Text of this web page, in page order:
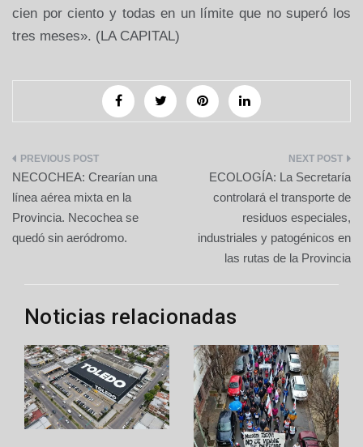
cien por ciento y todas en un límite que no superó los
tres meses». (LA CAPITAL)
Navegación
de
entradas
NECOCHEA: Crearían una
línea aérea mixta en la
Provincia. Necochea se
quedó sin aeródromo.
ECOLOGÍA: La Secretaría
controlará el transporte de
residuos especiales,
industriales y patogénicos en
las rutas de la Provincia
Noticias relacionadas